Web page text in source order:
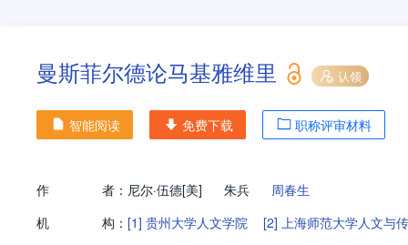
曼斯菲尔德论马基雅维里 认领
智能阅读 免费下载 职称评审材料
作 者： 尼尔·伍德[美] 朱兵
周春生
机
构： [1] 贵州大学人文学院 [2] 上海师范大学人文与